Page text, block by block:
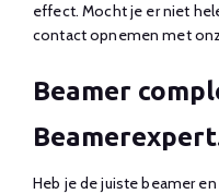
effect. Mocht je er niet
contact opnemen met
Beamer
Heb je de juiste beamer